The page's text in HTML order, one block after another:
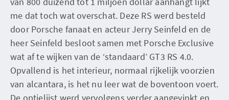
me dat toch wat overschat. Deze RS werd besteld
door Porsche fanaat en acteur Jerry Seinfeld en de
heer Seinfeld besloot samen met Porsche Exclusive
wat af te wijken van de ‘standaard’ GT3 RS 4.0.
Opvallend is het interieur, normaal rijkelijk voorzien
van alcantara, is het nu leer wat de boventoon voert.